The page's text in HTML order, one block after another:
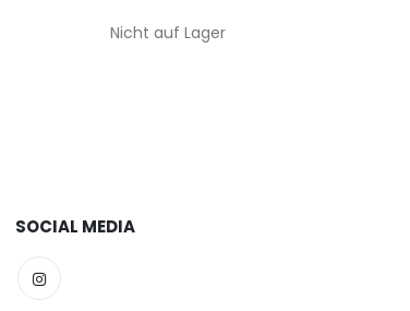
Nicht auf Lager
SOCIAL MEDIA